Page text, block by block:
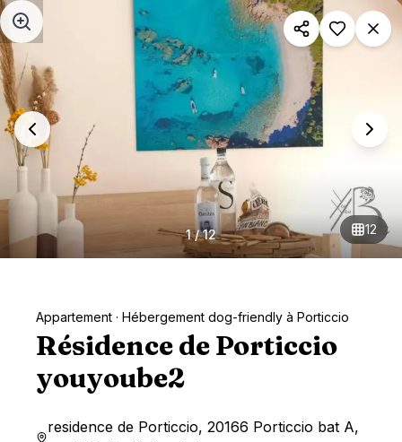
Aller au contenu principal
1/12 12
Appartement · Hébergement dog-friendly à Porticcio
Résidence de Porticcio
youyoube2
residence de Porticcio, 20166 Porticcio bat A,